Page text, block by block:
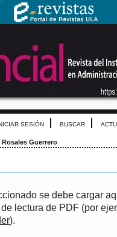
SESIÓN BUSCAR
Rosales Guerrero
se debe cargar
lectura de PDF (por
).